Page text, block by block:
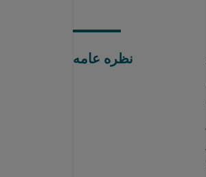
نظره عامه